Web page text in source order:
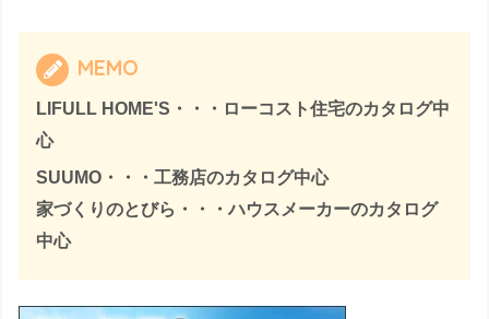
MEMO
LIFULL HOME'S・・・ローコスト住宅のカタログ中
心
SUUMO・・・工務店のカタログ中心
家づくりのとびら・・・ハウスメーカーのカタログ
中心